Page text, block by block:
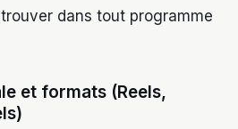
dans tout programme
et formats (Reels,